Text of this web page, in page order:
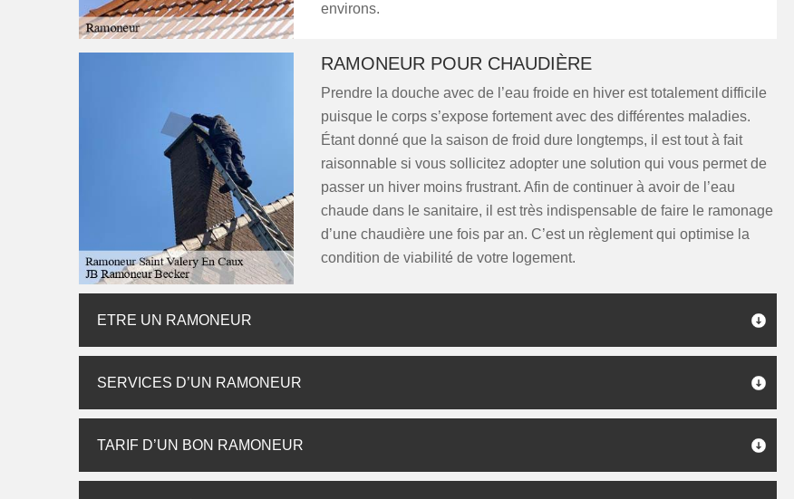
environs.
RAMONEUR POUR CHAUDIÈRE
Prendre la douche avec de l’eau froide en hiver est totalement difficile
puisque le corps s’expose fortement avec des différentes maladies.
Étant donné que la saison de froid dure longtemps, il est tout à fait
raisonnable si vous sollicitez adopter une solution qui vous permet de
passer un hiver moins frustrant. Afin de continuer à avoir de l’eau
chaude dans le sanitaire, il est très indispensable de faire le ramonage
d’une chaudière une fois par an. C’est un règlement qui optimise la
condition de viabilité de votre logement.
ETRE UN RAMONEUR
SERVICES D’UN RAMONEUR
TARIF D’UN BON RAMONEUR